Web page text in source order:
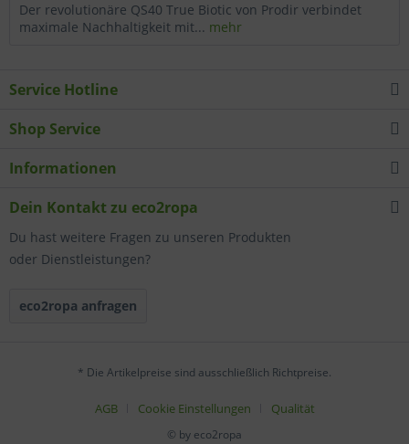
Der revolutionäre QS40 True Biotic von Prodir verbindet
maximale Nachhaltigkeit mit... mehr
Service Hotline
Shop Service
Informationen
Dein Kontakt zu eco2ropa
Du hast weitere Fragen zu unseren Produkten
oder Dienstleistungen?
eco2ropa anfragen
* Die Artikelpreise sind ausschließlich Richtpreise.
AGB Cookie Einstellungen Qualität
© by eco2ropa